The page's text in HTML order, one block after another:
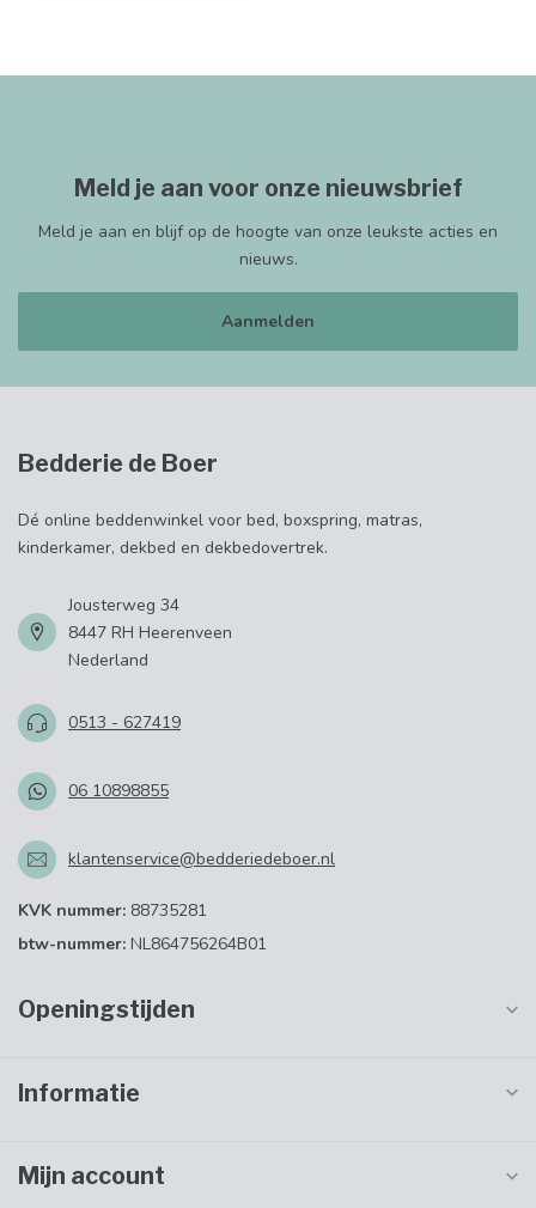
Meld je aan voor onze nieuwsbrief
Meld je aan en blijf op de hoogte van onze leukste acties en
nieuws.
Aanmelden
Bedderie de Boer
Dé online beddenwinkel voor bed, boxspring, matras,
kinderkamer, dekbed en dekbedovertrek.
Jousterweg 34
8447 RH Heerenveen
Nederland
0513 - 627419
06 10898855
klantenservice@bedderiedeboer.nl
KVK nummer: 88735281
btw-nummer: NL864756264B01
Openingstijden
Informatie
Mijn account